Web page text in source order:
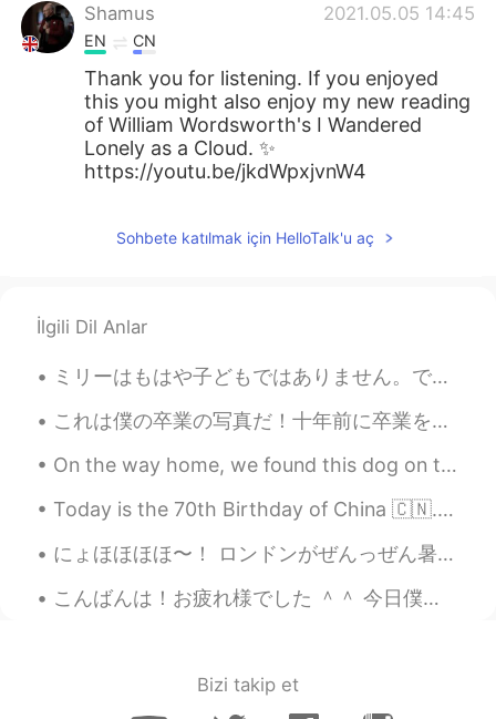
Shamus 2021.05.05 14:45
EN CN
Thank you for listening. If you enjoyed
this you might also enjoy my new reading
of William Wordsworth's I Wandered
Lonely as a Cloud. ✨
https://youtu.be/jkdWpxjvnW4
Sohbete katılmak için HelloTalk'u aç
İlgili Dil Anlar
ミリーはもはや子どもではありません。でも彼女はまだ雨が降るのを怖がっていて、普通の雨でもどしゃ降りでも、いつも私の部屋に走ってきて隠れようとします。私の願いはミリーがわたしのように強くなってくれ...
これは僕の卒業の写真だ！十年前に卒業をしたけど、先週にこの写真を取り寄せたばかり！僕はおっちょこちょいだったことを認める😁ついに今朝届けが来ている。写真が好きだけど、この男子のほうが僕より若いて...
On the way home, we found this dog on the side of the road so we decided to keep him 🐾🐾❤💜 家に帰る...
Today is the 70th Birthday of China 🇨🇳. Happy National Day People ❣️. have a great day ☺️ Long li...
にょほほほほ〜！ ロンドンがぜんっぜん暑くないのに アレックスはまたアイスキャンデー作っとるでぇ 今日のお味は 苺ラズベリーとケフィア〜 今回はあんばいよくて美味しかった！ Ohohohooo...
こんばんは！お疲れ様でした ＾＾ 今日僕の新しいを始めました！ また幼稚園で働きます！今回新宿御苑の近くにある幼稚園で働きます！新宿御苑がとても好きなので嬉しいです！＾＾ 今日新しい子供に会いま...
Bizi takip et